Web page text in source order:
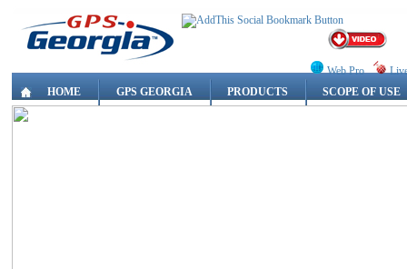
Web Pro
HOME
GPS GEORGIA PRODUCTS SCOPE OF USE